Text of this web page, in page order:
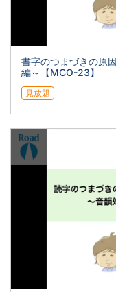
書字のつまづきの原
編～【MCO-23】
見放題